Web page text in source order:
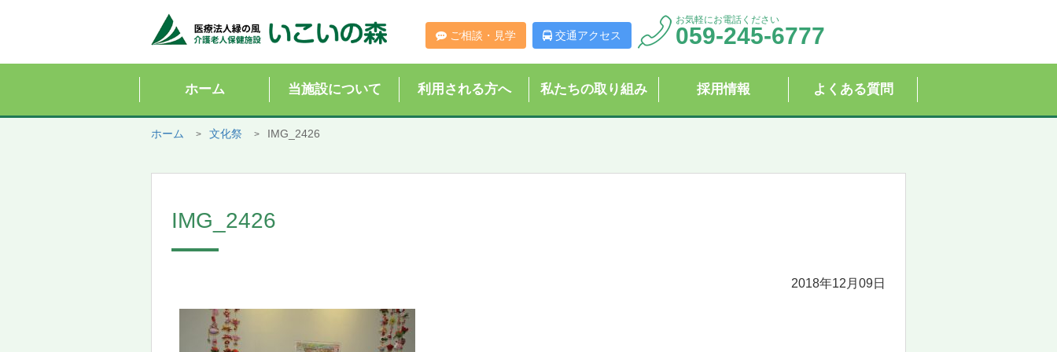
ご相談・見学 交通アクセス
お気軽にお電話ください
059-245-6777
ホーム 当施設について 利用される方へ 私たちの取り組み 採用情報 よくある質問
ホーム 文化祭 IMG_2426
IMG_2426
2018年12月09日